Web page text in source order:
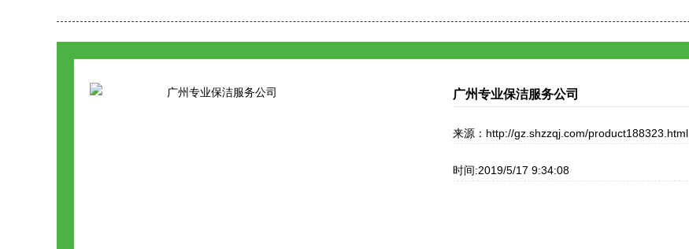
广州专业保洁服务公司
来源：http://gz.shzzqj.com/product188323.html
时间:2019/5/17 9:34:08